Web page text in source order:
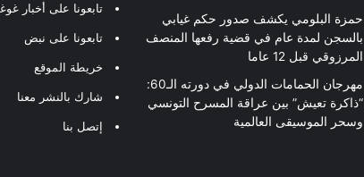
حمزة البلومي يكشف صدور حكم غيابي
بالسجن لمدة عام في قضية رفعها المنصف
المرزوقي قبل 12 عاما
مهرجان الحمامات الدولي في دورته الـ60:
“ذاكرة تعيش” بين عراقة المسرح التونسي
وسحر الموسيقى العالمية
تابعونا على أخبار
تابعونا على نبض
خريطة الموقع
شارك بالنشر معنا
إتصل بنا